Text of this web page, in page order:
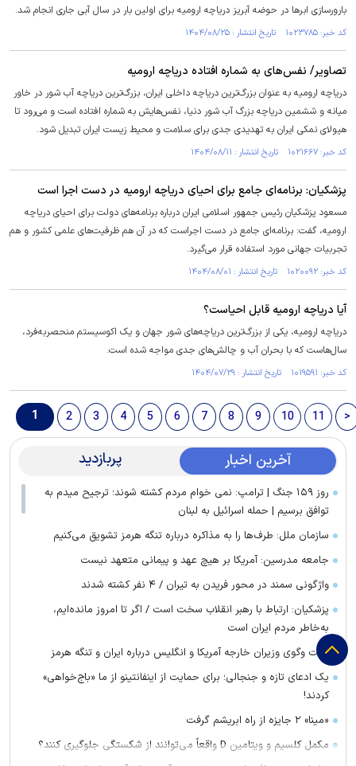
بارورسازی ابر‌ها در حوضه آبریز دریاچه ارومیه برای اولین بار در سال آبی جاری انجام شد.
کد خبر: ۱۰۲۳۷۸۵ تاریخ انتشار : ۱۴۰۴/۰۸/۲۵
تصاویر/ نفس‌های به شماره افتاده دریاچه ارومیه
دریاچه ارومیه به عنوان بزرگ‌ترین دریاچه داخلی ایران، بزرگ‌ترین دریاچه آب شور در خاور
میانه و ششمین دریاچه بزرگ آب شور دنیا، نفس‌هایش به شماره افتاده است و می‌رود تا
هیولای نمکی ایران به تهدیدی جدی برای سلامت و محیط زیست ایران تبدیل شود.
کد خبر: ۱۰۲۱۶۶۷ تاریخ انتشار : ۱۴۰۴/۰۸/۱۱
پزشکیان: برنامه‌ای جامع برای احیای دریاچه ارومیه در دست اجرا است
مسعود پزشکیان رئیس جمهور اسلامی ایران درباره برنامه‌های دولت برای احیای دریاچه
ارومیه، گفت: برنامه‌ای جامع در دست اجراست که در آن هم ظرفیت‌های علمی کشور و هم
تجربیات جهانی مورد استفاده قرار می‌گیرد.
کد خبر: ۱۰۲۰۰۹۲ تاریخ انتشار : ۱۴۰۴/۰۸/۰۱
آیا دریاچه ارومیه قابل احیاست؟
دریاچه ارومیه، یکی از بزرگ‌ترین دریاچه‌های شور جهان و یک اکوسیستم منحصر‌به‌فرد،
سال‌هاست که با بحران آب و چالش‌های جدی مواجه شده است.
کد خبر: ۱۰۱۹۵۹۱ تاریخ انتشار : ۱۴۰۴/۰۷/۲۹
1 2 3 4 5 6 7 8 9 10 11 >
آخرین اخبار پربازدید
روز ۱۵۹ جنگ | ترامپ: نمی خوام مردم کشته شوند؛ ترجیح میدم به
توافق برسیم | حمله اسرائیل به لبنان
سازمان ملل: طرف‌ها را به مذاکره درباره تنگه هرمز تشویق می‌کنیم
جامعه مدرسین: آمریکا بر هیچ عهد و پیمانی متعهد نیست
واژگونی سمند در محور فریدن به تیران / ۴ نفر کشته شدند
پزشکیان: ارتباط با رهبر انقلاب سخت است / اگر تا امروز مانده‌ایم،
به‌خاطر مردم ایران است
گفت وگوی وزیران خارجه آمریکا و انگلیس درباره ایران و تنگه هرمز
یک ادعای تازه و جنجالی؛ برای حمایت از اینفانتینو از ما «باج‌خواهی»
کردند!
«مینا» ۲ جایزه از راه ابریشم گرفت
مکمل کلسیم و ویتامین D واقعاً می‌توانند از شکستگی جلوگیری کنند؟